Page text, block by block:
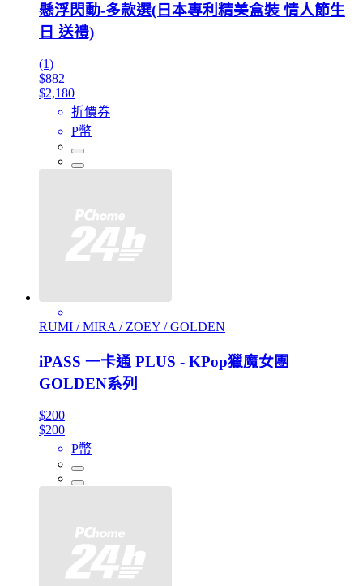
懸浮閃動-多款選(日本專利精美盒裝 情人節生
日 送禮)
(1)
$882
$2,180
折價券
P幣
RUMI / MIRA / ZOEY / GOLDEN
iPASS 一卡通 PLUS - KPop獵魔女團
GOLDEN系列
$200
$200
P幣